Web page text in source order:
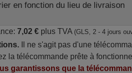
en fonction du lieu de livraison
7,02 €plus TVA (GLS, 2 - 4 jours
Il ne s'agit pas d'une
la télécommande prête à
garantissons que la